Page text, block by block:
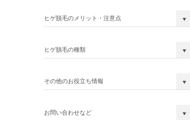
ヒゲ脱毛のメリット・注意点
ヒゲ脱毛の種類
その他のお役立ち情報
お問い合わせなど